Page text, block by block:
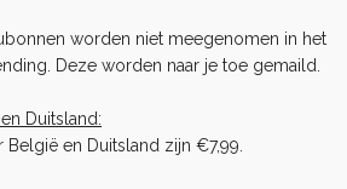
worden niet meegenomen in het
Deze worden naar je toe gemaild.
Duitsland:
België en Duitsland zijn €7,99.